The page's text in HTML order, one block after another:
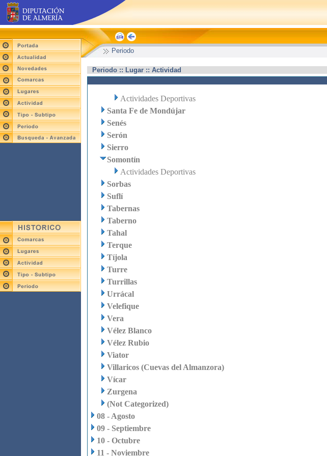
Periodo
Periodo :: Lugar :: Actividad
Actividades Deportivas
Santa Fe de Mondújar
Senés
Serón
Sierro
Somontín
Actividades Deportivas
Sorbas
Suflí
Tabernas
Taberno
Tahal
Terque
Tíjola
Turre
Turrillas
Urrácal
Velefique
Vera
Vélez Blanco
Vélez Rubio
Viator
Villaricos (Cuevas del Almanzora)
Vícar
Zurgena
(Not Categorized)
08 - Agosto
09 - Septiembre
10 - Octubre
11 - Noviembre